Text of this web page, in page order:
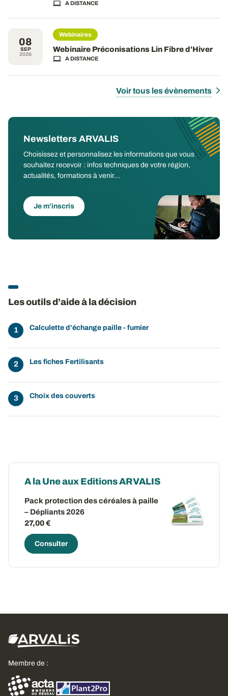
A DISTANCE
08
SEP
2026
Webinaires
Webinaire Préconisations Lin Fibre d'Hiver
A DISTANCE
Voir tous les évènements
Newsletters ARVALIS
Choisissez et personnalisez les informations que vous
souhaitez recevoir : infos techniques de votre région,
actualités, formations à venir...
Je m'inscris
Les outils d’aide à la décision
Calculette d'échange paille - fumier
Les fiches Fertilisants
Choix des couverts
A la Une aux Editions ARVALIS
Pack protection des céréales à paille
– Dépliants 2026
27,00 €
Consulter
Membre de :